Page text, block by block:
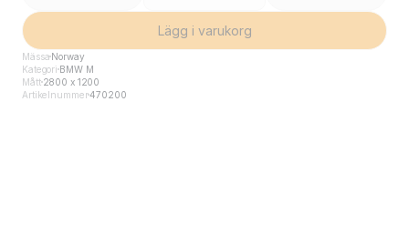
Lägg i varukorg
Mässa Norway
Kategori BMW M
Mått2800 x 1200
Artikelnummer470200